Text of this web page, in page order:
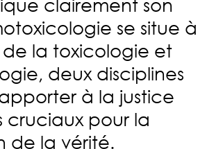
clairement son
se situe à
de la toxicologie et
deux disciplines
à la justice
cruciaux pour la
de la vérité.